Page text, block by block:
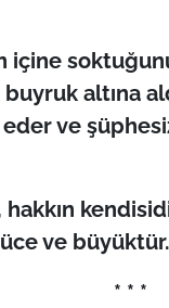
içine
altına
ve
ve büyüktür.
* * *